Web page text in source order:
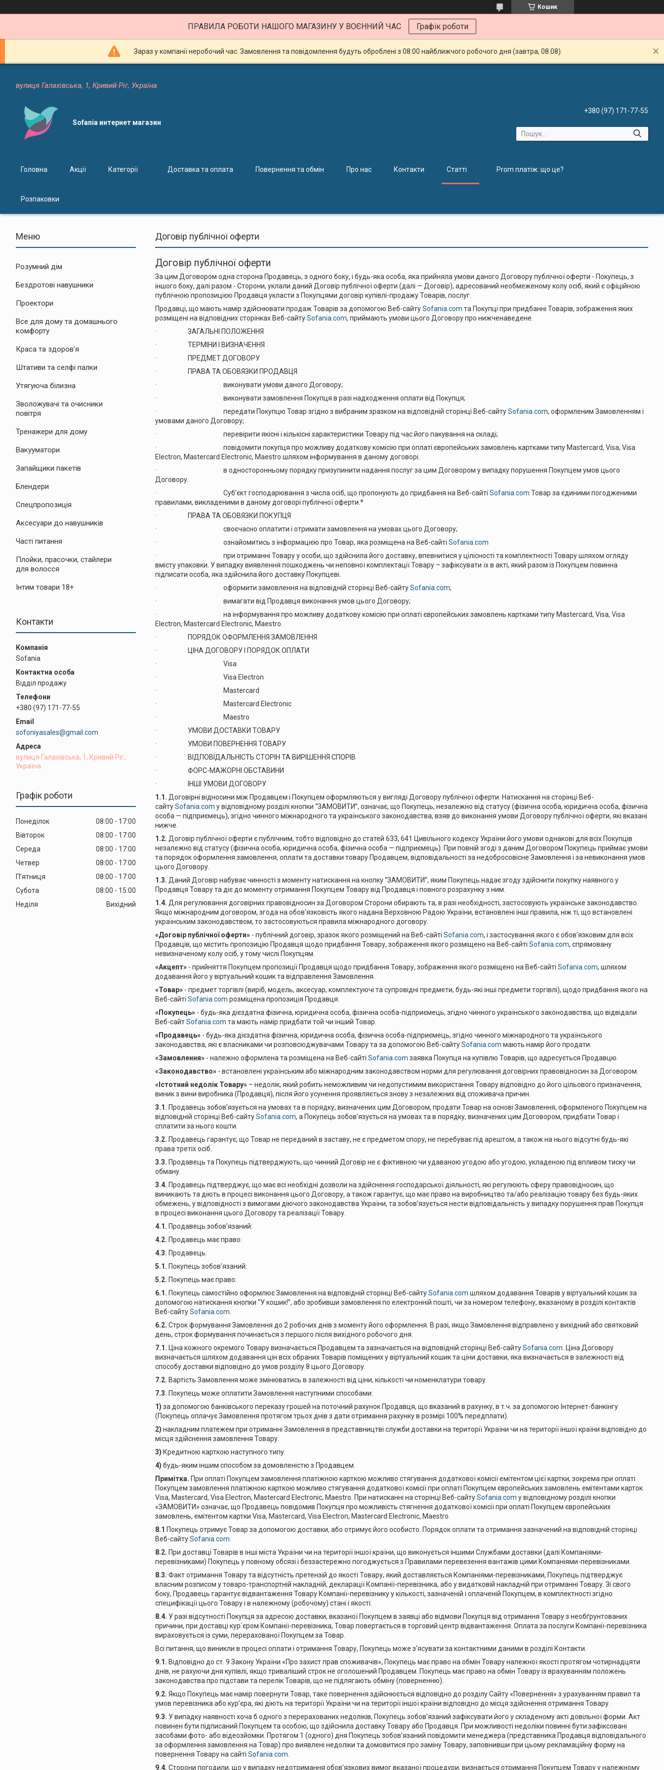
Кошик
ПРАВИЛА РОБОТИ НАШОГО МАГАЗИНУ У ВОЄННИЙ ЧАС Графік роботи
Зараз у компанії неробочий час. Замовлення та повідомлення будуть оброблені з 08:00 найближчого робочого дня (завтра, 08.08).
вулиця Галахівська, 1, Кривий Ріг, Україна
Sofania интернет магазин
+380 (97) 171-77-55
Головна Акції Категорії Доставка та оплата Повернення та обмін Про нас Контакти Статті Prom платіж: що це?
Розпаковки
Розумний дім
Бездротові навушники
Проектори
Все для дому та домашнього
комфорту
Краса та здоров'я
Штативи та селфі палки
Утягуюча білизна
Зволожувачі та очисники
повітря
Тренажери для дому
Вакууматори
Запайщики пакетів
Блендери
Спецпропозиція
Аксесуари до навушників
Часті питання
Плойки, прасочки, стайлери
для волосся
Інтим товари 18+
Контакти
Sofania
Відділ продажу
+380 (97) 171-77-55
sofoniyasales@gmail.com
вулиця Галахівська, 1, Кривий Ріг,
Україна
Графік роботи
Понеділок 08:00
17:00
Вівторок
08:00
17:00
Середа
08:00
17:00
Четвер
08:00
17:00
Пʼятниця
08:00
17:00
Субота
08:00
15:00
Неділя
Вихідний
Договір публічної оферти
Договір публічної оферти
За цим Договором одна сторона Продавець, з одного боку, і будь-яка особа, яка прийняла умови даного Договору публічної оферти - Покупець, з
іншого боку, далі разом - Сторони, уклали даний Договір публічної оферти (далі — Договір), адресований необмеженому колу осіб, який є офіційною
публічною пропозицією Продавця укласти з Покупцями договір купівлі-продажу Товарів, послуг.
Продавці, що мають намір здійснювати продаж Товарів за допомогою Веб-сайтуSofania.com та Покупці при придбанні Товарів, зображення яких
розміщені на відповідних сторінках Веб-сайтуSofania.com, приймають умови цього Договору про нижченаведене.
· ЗАГАЛЬНІ ПОЛОЖЕННЯ
· ТЕРМІНИ І ВИЗНАЧЕННЯ
· ПРЕДМЕТ ДОГОВОРУ
· ПРАВА ТА ОБОВЯЗКИ ПРОДАВЦЯ
· виконувати умови даного Договору;
· виконувати замовлення Покупця в разі надходження оплати від Покупця;
· передати Покупцю Товар згідно з вибраним зразком на відповідній сторінці Веб-сайтуSofania.com, оформленим Замовленням і
умовами даного Договору;
· перевірити якісні і кількісні характеристики Товару під час його пакування на складі;
· повідомити покупця про можливу додаткову комісію при оплаті європейських замовлень картками типу Mastercard, Visa, Visa
Electron, Mastercard Electronic, Maestro шляхом інформування в даному договорі.
· в односторонньому порядку призупинити надання послуг за цим Договором у випадку порушення Покупцем умов цього
Договору.
· Суб'єкт господарювання з числа осіб, що пропонують до придбання на Веб-сайті Sofania.com Товар за єдиними погодженими
правилами, викладеними в даному договорі публічної оферти.*
· ПРАВА ТА ОБОВЯЗКИ ПОКУПЦЯ
· своєчасно оплатити і отримати замовлення на умовах цього Договору;
· ознайомитись з інформацією про Товар, яка розміщена на Веб-сайті Sofania.com
· при отриманні Товару у особи, що здійснила його доставку, впевнитися у цілісності та комплектності Товару шляхом огляду
вмісту упаковки. У випадку виявлення пошкоджень чи неповної комплектації Товару – зафіксувати їх в акті, який разом із Покупцем повинна
підписати особа, яка здійснила його доставку Покупцеві.
· оформити замовлення на відповідній сторінці Веб-сайтуSofania.com;
· вимагати від Продавця виконання умов цього Договору;
· на інформування про можливу додаткову комісію при оплаті європейських замовлень картками типу Mastercard, Visa, Visa
Electron, Mastercard Electronic, Maestro.
· ПОРЯДОК ОФОРМЛЕННЯ ЗАМОВЛЕННЯ
· ЦІНА ДОГОВОРУ І ПОРЯДОК ОПЛАТИ
· Visa
· Visa Electron
· Mastercard
· Mastercard Electronic
· Maestro
· УМОВИ ДОСТАВКИ ТОВАРУ
· УМОВИ ПОВЕРНЕННЯ ТОВАРУ
· ВІДПОВІДАЛЬНІСТЬ СТОРІН ТА ВИРІШЕННЯ СПОРІВ
· ФОРС-МАЖОРНІ ОБСТАВИНИ
· ІНШІ УМОВИ ДОГОВОРУ
1.1. Договірні відносини між Продавцем і Покупцем оформляються у вигляді Договору публічної оферти. Натискання на сторінці Веб-
сайтуSofania.com у відповідному розділі кнопки “ЗАМОВИТИ”, означає, що Покупець, незалежно від статусу (фізична особа, юридична особа, фізична
особа — підприємець), згідно чинного міжнародного та українського законодавства, взяв до виконання умови Договору публічної оферти, які вказані
нижче.
1.2. Договір публічної оферти є публічним, тобто відповідно до статей 633, 641 Цивільного кодексу України його умови однакові для всіх Покупців
незалежно від статусу (фізична особа, юридична особа, фізична особа — підприємець). При повній згоді з даним Договором Покупець приймає умови
та порядок оформлення замовлення, оплати та доставки товару Продавцем, відповідальності за недобросовісне Замовлення і за невиконання умов
цього Договору.
1.3. Даний Договір набуває чинності з моменту натискання на кнопку “ЗАМОВИТИ”, яким Покупець надає згоду здійснити покупку наявного у
Продавця Товару та діє до моменту отримання Покупцем Товару від Продавця і повного розрахунку з ним.
1.4. Для регулювання договірних правовідносин за Договором Сторони обирають та, в разі необхідності, застосовують українське законодавство.
Якщо міжнародним договором, згода на обов'язковість якого надана Верховною Радою України, встановлені інші правила, ніж ті, що встановлені
українським законодавством, то застосовуються правила міжнародного договору.
«Договір публічної оферти»- публічний договір, зразок якого розміщений на Веб-сайті Sofania.com, і застосування якого є обов’язковим для всіх
Продавців, що містить пропозицію Продавця щодо придбання Товару, зображення якого розміщено на Веб-сайті Sofania.com, спрямовану
невизначеному колу осіб, у тому числі Покупцям.
«Акцепт»- прийняття Покупцем пропозиції Продавця щодо придбання Товару, зображення якого розміщено на Веб-сайті Sofania.com, шляхом
додавання його у віртуальний кошик та відправлення Замовлення.
«Товар»- предмет торгівлі (виріб, модель, аксесуар, комплектуючі та супровідні предмети, будь-які інші предмети торгівлі), щодо придбання якого на
Веб-сайті Sofania.com розміщена пропозиція Продавця.
«Покупець»- будь-яка дієздатна фізична, юридична особа, фізична особа-підприємець, згідно чинного українського законодавства, що відвідали
Веб-сайтSofania.com та мають намір придбати той чи інший Товар.
«Продавець»- будь-яка дієздатна фізична, юридична особа, фізична особа-підприємець, згідно чинного міжнародного та українського
законодавства, які є власниками чи розповсюджувачами Товару та за допомогою Веб-сайтуSofania.com мають намір його продати.
«Замовлення»- належно оформлена та розміщена на Веб-сайті Sofania.com заявка Покупця на купівлю Товарів, що адресується Продавцю.
«Законодавство»- встановлені українським або міжнародним законодавством норми для регулювання договірних правовідносин за Договором.
«Істотний недолік Товару»– недолік, який робить неможливим чи недопустимим використання Товару відповідно до його цільового призначення,
виник з вини виробника (Продавця), після його усунення проявляється знову з незалежних від споживача причин.
3.1. Продавець зобов’язується на умовах та в порядку, визначених цим Договором, продати Товар на основі Замовлення, оформленого Покупцем на
відповідній сторінці Веб-сайтуSofania.com, а Покупець зобов’язується на умовах та в порядку, визначених цим Договором, придбати Товар і
сплатити за нього кошти.
3.2. Продавець гарантує, що Товар не переданий в заставу, не є предметом спору, не перебуває під арештом, а також на нього відсутні будь-які
права третіх осіб.
3.3. Продавець та Покупець підтверджують, що чинний Договір не є фіктивною чи удаваною угодою або угодою, укладеною під впливом тиску чи
обману.
3.4. Продавець підтверджує, що має всі необхідні дозволи на здійснення господарської діяльності, які регулюють сферу правовідносин, що
виникають та діють в процесі виконання цього Договору, а також гарантує, що має право на виробництво та/або реалізацію товару без будь-яких
обмежень, у відповідності з вимогами діючого законодавства України, та зобов’язується нести відповідальність у випадку порушення прав Покупця
в процесі виконання цього Договору та реалізації Товару.
4.1. Продавець зобов’язаний:
4.2. Продавець має право:
4.3. Продавець:
5.1. Покупець зобов’язаний:
5.2. Покупець має право:
6.1. Покупець самостійно оформлює Замовлення на відповідній сторінці Веб-сайтуSofania.com шляхом додавання Товарів у віртуальний кошик за
допомогою натискання кнопки “У кошик!”, або зробивши замовлення по електронній пошті, чи за номером телефону, вказаному в розділі контактів
Веб-сайтуSofania.com
6.2. Строк формування Замовлення до 2 робочих днів з моменту його оформлення. В разі, якщо Замовлення відправлено у вихідний або святковий
день, строк формування починається з першого після вихідного робочого дня.
7.1. Ціна кожного окремого Товару визначається Продавцем та зазначається на відповідній сторінці Веб-сайтуSofania.com . Ціна Договору
визначається шляхом додавання цін всіх обраних Товарів поміщених у віртуальний кошик та ціни доставки, яка визначається в залежності від
способу доставки відповідно до умов розділу 8 цього Договору.
7.2. Вартість Замовлення може змінюватись в залежності від ціни, кількості чи номенклатури товару.
7.3. Покупець може оплатити Замовлення наступними способами:
1) за допомогою банківського переказу грошей на поточний рахунок Продавця, що вказаний в рахунку, в т.ч. за допомогою Інтернет-банкінгу
(Покупець оплачує Замовлення протягом трьох днів з дати отримання рахунку в розмірі 100% передплати).
2) накладним платежем при отриманні Замовлення в представництві служби доставки на території України чи на території іншої країни відповідно до
місця здійснення замовлення Товару.
3) Кредитною карткою наступного типу:
4) будь-яким іншим способом за домовленістю з Продавцем.
Примітка. При оплаті Покупцем замовлення платіжною карткою можливо стягування додаткової комісії емітентом цієї картки, зокрема при оплаті
Покупцем замовлення платіжною карткою можливо стягування додаткової комісії при оплаті Покупцем європейських замовлень емітентами карток
Visa, Mastercard, Visa Electron, Mastercard Electronic, Maestro. При натисканні на сторінці Веб-сайтуSofania.com у відповідному розділі кнопки
«ЗАМОВИТИ» означає, що Продавець повідомив Покупця про можливість стягнення додаткової комісії при оплаті Покупцем європейських
замовлень, емітентом картки Visa, Mastercard, Visa Electron, Mastercard Electronic, Maestro.
8.1 Покупець отримує Товар за допомогою доставки, або отримує його особисто. Порядок оплати та отримання зазначений на відповідній сторінці
Веб-сайтуSofania.com
8.2. При доставці Товарів в інші міста України чи на території іншої країни, що виконується іншими Службами доставки (далі Компаніями-
перевізниками) Покупець у повному обсязі і беззастережно погоджується з Правилами перевезення вантажів цими Компаніями-перевізниками.
8.3. Факт отримання Товару та відсутність претензій до якості Товару, який доставляється Компаніями-перевізниками, Покупець підтверджує
власним розписом у товаро-транспортній накладній, декларації Компанії-перевізника, або у видатковій накладній при отриманні Товару. Зі свого
боку, Продавець гарантує відвантаження Товару Компанії-перевізнику у кількості, зазначеній і оплаченій Покупцем, в комплектності згідно
специфікації цього Товару і в належному (робочому) стані і якості.
8.4. У разі відсутності Покупця за адресою доставки, вказаної Покупцем в заявці або відмови Покупця від отримання Товару з необґрунтованих
причини, при доставці кур´єром Компанії-перевізника, Товар повертається в торговий центр відвантаження. Оплата за послуги Компанії-перевізника
вираховується із суми, перерахованої Покупцем за Товар.
Всі питання, що виникли в процесі оплати і отримання Товару, Покупець може з'ясувати за контактними даними в розділі Контакти.
9.1. Відповідно до ст. 9 Закону України «Про захист прав споживачів», Покупець має право на обмін Товару належної якості протягом чотирнадцяти
днів, не рахуючи дня купівлі, якщо триваліший строк не оголошений Продавцем. Покупець має право на обмін Товару із врахуванням положень
законодавства про підстави та перелік Товарів, що не підлягають обміну (поверненню).
9.2. Якщо Покупець має намір повернути Товар, таке повернення здійснюється відповідно до розділу Сайту «Повернення» з урахуванням правил та
умов перевізника або кур’єра, які діють на території України чи на території іншої країни відповідно до місця здійснення отримання Товару.
9.3. У випадку наявності хоча б одного з перерахованих недоліків, Покупець зобов’язаний зафіксувати його у складеному акті довільної форми. Акт
повинен бути підписаний Покупцем та особою, що здійснила доставку Товару або Продавця. При можливості недоліки повинні бути зафіксовані
засобами фото- або відеозйомки. Протягом 1 (одного) дня Покупець зобов’язаний повідомити менеджера (представника Продавця відповідального
за оформлення замовлення на Товар) про виявлені недоліки та домовитися про заміну Товару, заповнивши при цьому рекламаційну форму на
повернення Товару на сайті Sofania.com
9.4. Сторони погодили, що у випадку недотримання обов’язкових вимог вказаної процедури, визнається отримання Покупцем Товару у належному